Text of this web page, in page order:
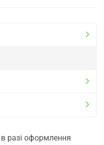
разі оформлення